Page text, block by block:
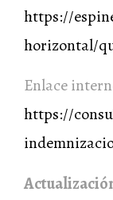
https://
horizontal/
Enlace
https://